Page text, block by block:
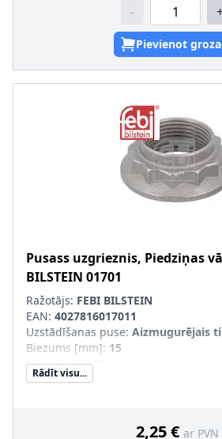
-
Pievienot
Pusass uzgrieznis, Piedziņas
BILSTEIN 01701
Ražotājs: FEBI BILSTEIN
EAN: 4027816017011
Uzstādīšanas puse: Aizmugurējais
Biezums [mm]: 15
Masa [kg]:0,03
Materiāls:Tērauds
Rādīt visu...
2,25 € ar PVN